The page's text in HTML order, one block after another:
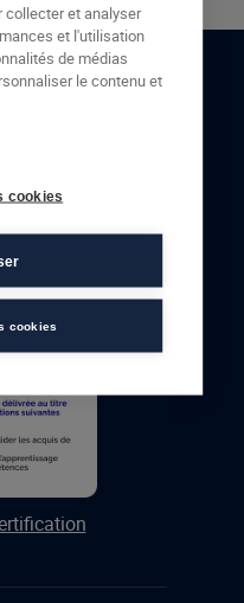
et analyser
et l'utilisation
de médias
le contenu et
cookies
cookies